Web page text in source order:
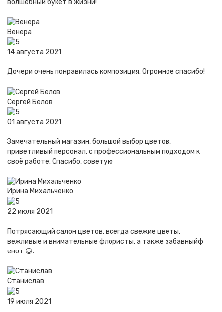
волшебный букет в жизни!
Венера
14 августа 2021
Дочери очень понравилась композиция. Огромное спасибо!
Сергей Белов
01 августа 2021
Замечательный магазин, большой выбор цветов,
приветливый персонал, с профессиональным подходом к
своё работе. Спасибо, советую
Ирина Михальченко
22 июля 2021
Потрясающий салон цветов, всегда свежие цветы,
вежливые и внимательные флористы, а также забавныйф
енот 😃.
Станислав
19 июля 2021